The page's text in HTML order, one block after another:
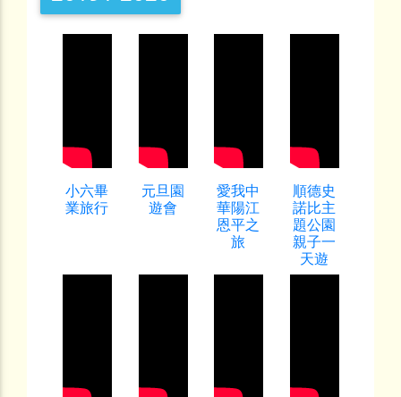
小六畢
業旅行
元旦園
遊會
愛我中
華陽江
恩平之
旅
順德史
諾比主
題公園
親子一
天遊